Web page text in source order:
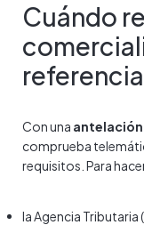
Cuándo
referencia
Con una antelación
comprueba
requisitos. Para
la Agencia Tributaria